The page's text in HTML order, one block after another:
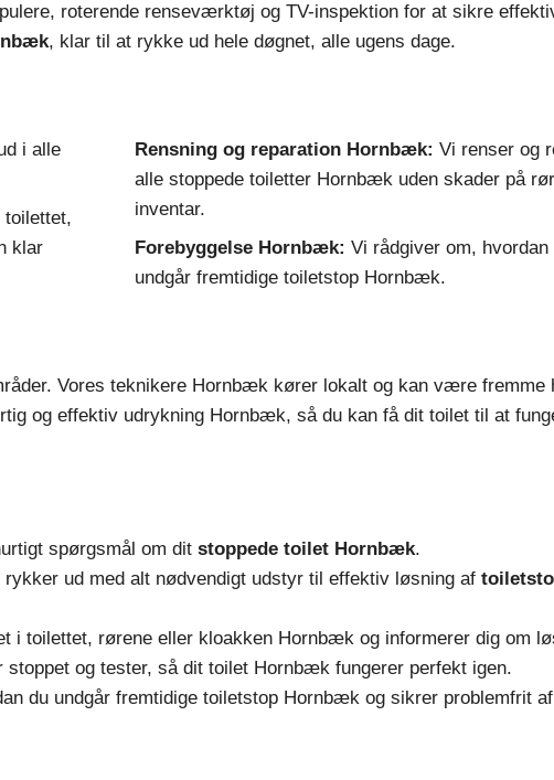
roterende renseværktøj og TV-inspektion for at sikre
, klar til at rykke ud hele døgnet, alle ugens dage.
i alle
toilettet,
klar
Rensning og reparation Hornbæk: Vi renser og
alle stoppede toiletter Hornbæk uden skader på
inventar.
Forebyggelse Hornbæk: Vi rådgiver om, hvordan
undgår fremtidige toiletstop Hornbæk.
Vores teknikere Hornbæk kører lokalt og kan være fremme
og effektiv udrykning Hornbæk, så du kan få dit toilet til at
spørgsmål om dit stoppede toilet Hornbæk.
rykker ud med alt nødvendigt udstyr til effektiv løsning af
i toilettet, rørene eller kloakken Hornbæk og informerer dig om
stoppet og tester, så dit toilet Hornbæk fungerer perfekt igen.
du undgår fremtidige toiletstop Hornbæk og sikrer problemfrit